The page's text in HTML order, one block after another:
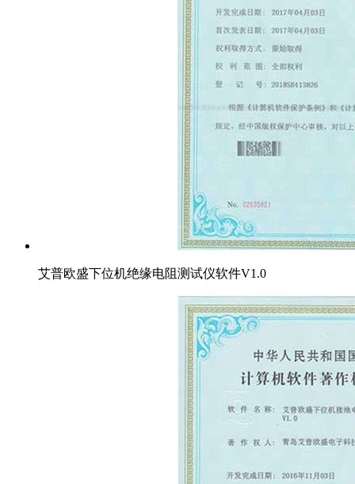
艾普欧盛下位机绝缘电阻测试仪软件V1.0